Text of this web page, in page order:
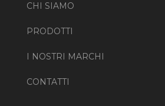
CHI SIAMO
PRODOTTI
I NOSTRI MARCHI
CONTATTI